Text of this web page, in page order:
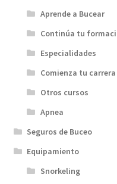
Aprende a Bucear
Continúa tu
Especialidades
Comienza tu carrera
Otros cursos
Apnea
Seguros de Buceo
Equipamiento
Snorkeling